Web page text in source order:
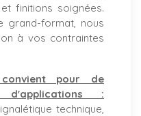
finitions soignées.
grand-format, nous
à vos contraintes
pour de
d'applications :
technique,